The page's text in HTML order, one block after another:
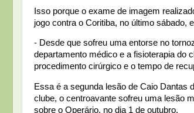
Isso porque o exame de imagem
jogo contra o Coritiba, no último sábado,
- Desde que sofreu uma entorse no
departamento médico e a fisioterapia do
procedimento cirúrgico e o tempo de
Essa é a segunda lesão de Caio Dantas
clube, o centroavante sofreu uma lesão
sobre o Operário, no dia 1 de outubro.